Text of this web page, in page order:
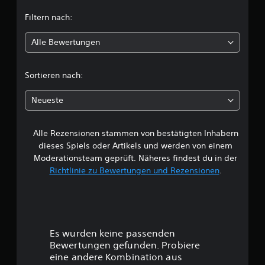
l
i
h
e
B
e
Filtern nach:
Alle Bewertungen
Sortieren nach:
Neueste
Alle Rezensionen stammen von bestätigten Inhabern
dieses Spiels oder Artikels und werden von einem
Moderationsteam geprüft. Näheres findest du in der
Richtlinie zu Bewertungen und Rezensionen.
Es wurden keine passenden
Bewertungen gefunden. Probiere
eine andere Kombination aus